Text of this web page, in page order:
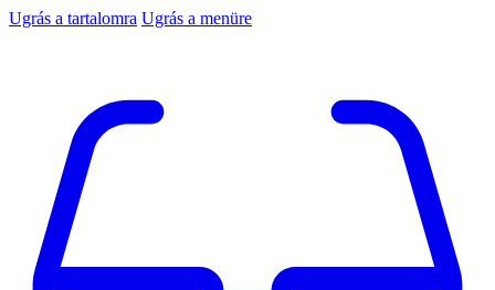
Ugrás a tartalomra Ugrás a menüre